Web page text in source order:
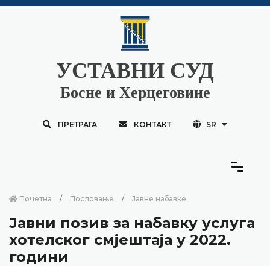
УСТАВНИ СУД
Босне и Херцеговине
ПРЕТРАГА КОНТАКТ SR
Почетна Пословање Јавне набавке
Јавни позив за набавку услуга
хотелског смјештаја у 2022.
години